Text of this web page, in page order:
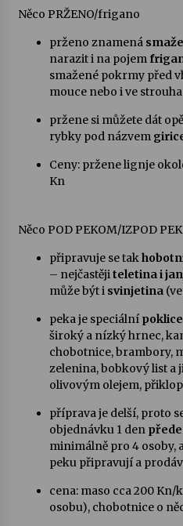
Něco PRŽENO/frigano
prženo znamená
narazit i na pojem
smažené pokrmy před
mouce nebo i ve
pržene si můžete dát
rybky pod názvem
Ceny: pržene lignje
Kn
Něco POD PEKOM/IZPOD
připravuje se tak
– nejčastějiteletina i
může být i svinjetina
peka je speciální poklice
široký a nízký hrnec,
chobotnice, brambory,
zelenina, bobkový list a
olivovým olejem,
příprava je delší, proto
objednávku 1 den
minimálně pro 4 osoby,
peku připravují a
cena: maso cca 200 Kn/
osobu), chobotnice o